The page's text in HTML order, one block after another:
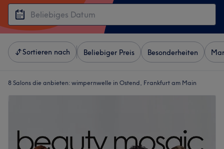
Sortieren nach Beliebiger Preis Besonderheiten
8 Salons die anbieten: wimpernwelle in Ostend, Frankfurt am Main